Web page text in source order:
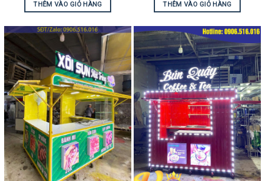
THÊM VÀO GIỎ HÀNG THÊM VÀO GIỎ HÀNG